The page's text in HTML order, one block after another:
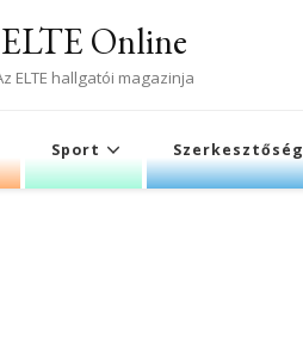
ELTE Online
ELTE hallgatói magazinja
Sport Szerkesztőség